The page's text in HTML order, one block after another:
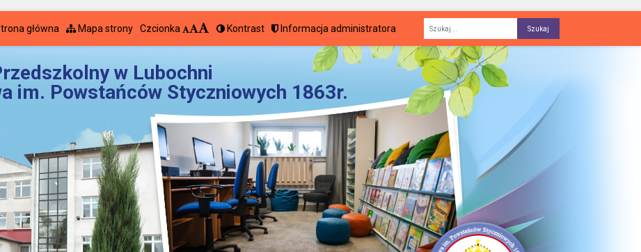
główna Mapa strony Czcionka Kontrast Informacja administratora
Fraza
w Lubochni
im. Powstańców Styczniowych 1863r.